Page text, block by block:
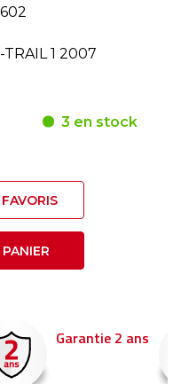
TRAIL 1 2007
3 en stock
Livraison en 24h
pour être livré demain !